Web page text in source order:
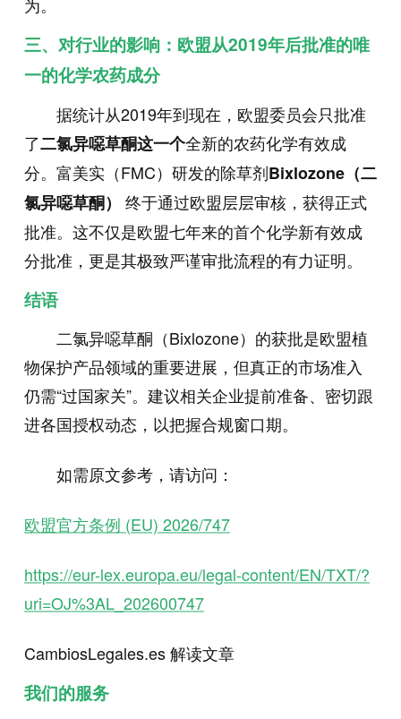
为。
三、对行业的影响：欧盟从2019年后批准的唯
一的化学农药成分
据统计从2019年到现在，欧盟委员会只批准
了二氯异噁草酮这一个全新的农药化学有效成
分。富美实（FMC）研发的除草剂Bixlozone（二
氯异噁草酮）
终于通过欧盟层层审核，获得正式
批准。这不仅是欧盟七年来的首个化学新有效成
分批准，更是其极致严谨审批流程的有力证明。
结语
二氯异噁草酮（Bixlozone）的获批是欧盟植
物保护产品领域的重要进展，但真正的市场准入
仍需“过国家关”。建议相关企业提前准备、密切跟
进各国授权动态，以把握合规窗口期。
如需原文参考，请访问：
欧盟官方条例 (EU) 2026/747
https://eur-lex.europa.eu/legal-content/EN/TXT/?
uri=OJ%3AL_202600747
CambiosLegales.es 解读文章
我们的服务